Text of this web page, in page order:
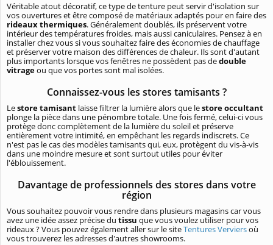
Véritable atout décoratif, ce type de tenture peut servir d'isolation sur
vos ouvertures et être composé de matériaux adaptés pour en faire des
rideaux thermiques. Généralement doublés, ils préservent votre
intérieur des températures froides, mais aussi caniculaires. Pensez à en
installer chez vous si vous souhaitez faire des économies de chauffage
et préserver votre maison des différences de chaleur. Ils sont d'autant
plus importants lorsque vos fenêtres ne possèdent pas dedouble
vitrageou que vos portes sont mal isolées.
Connaissez-vous les stores tamisants ?
Lestore tamisant laisse filtrer la lumière alors que lestore occultant
plonge la pièce dans une pénombre totale. Une fois fermé, celui-ci vous
protège donc complètement de la lumière du soleil et préserve
entièrement votre intimité, en empêchant les regards indiscrets. Ce
n'est pas le cas des modèles tamisants qui, eux, protègent du vis-à-vis
dans une moindre mesure et sont surtout utiles pour éviter
l'éblouissement.
Davantage de professionnels des stores dans votre
région
Vous souhaitez pouvoir vous rendre dans plusieurs magasins car vous
avez une idée assez précise du tissu que vous voulez utiliser pour vos
rideaux ? Vous pouvez également aller sur le siteTentures Verviersoù
vous trouverez les adresses d'autres showrooms.